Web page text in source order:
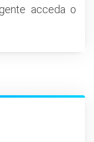
acceda o